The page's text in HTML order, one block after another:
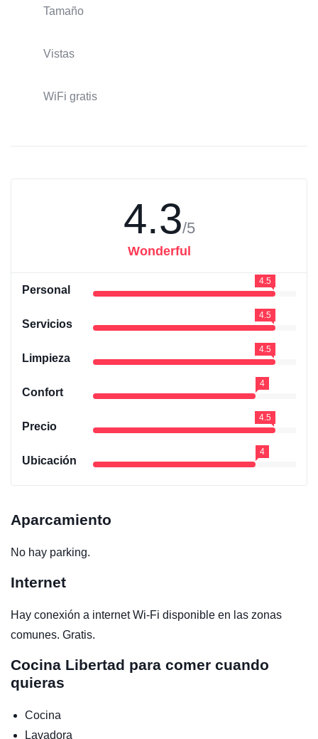
Tamaño
Vistas
WiFi gratis
4.3/5
Wonderful
Personal
4.5
Servicios
4.5
Limpieza
4.5
Confort
4
Precio
4.5
Ubicación
4
Aparcamiento
No hay parking.
Internet
Hay conexión a internet Wi-Fi disponible en las zonas
comunes. Gratis.
Cocina Libertad para comer cuando
quieras
Cocina
Lavadora